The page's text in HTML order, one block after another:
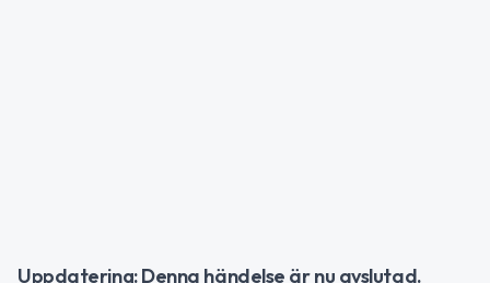
Uppdatering: Denna händelse är nu avslutad.